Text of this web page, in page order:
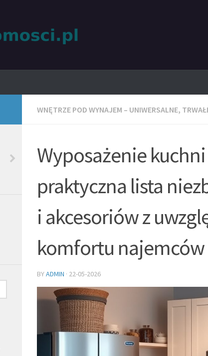
WNĘTRZE POD WYNAJEM – UNIWERSALNE,
Wyposażenie
praktyczna lista
i akcesoriów z
komfortu najemców
BYADMIN · 22-05-2026